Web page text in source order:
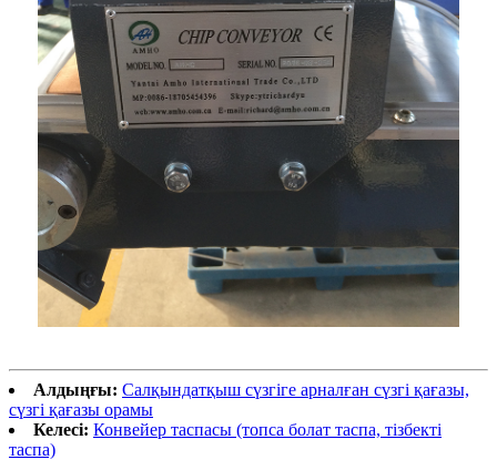
Алдыңғы: Салқындатқыш сүзгіге арналған сүзгі қағазы,
сүзгі қағазы орамы
Келесі: Конвейер таспасы (топса болат таспа, тізбекті
таспа)